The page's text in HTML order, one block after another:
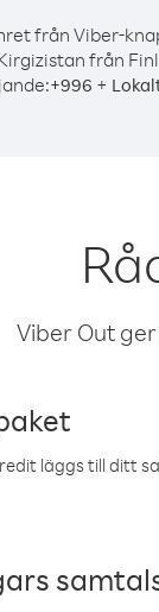
från Viber-
från
+996 +
Viber Out
läggs till ditt